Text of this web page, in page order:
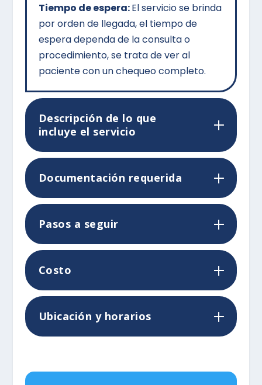
Tiempo de espera:El servicio se brinda
por orden de llegada, el tiempo de
espera dependa de la consulta o
procedimiento, se trata de ver al
paciente con un chequeo completo.
Descripción de lo que
incluye el servicio
Documentación requerida
Pasos a seguir
Costo
Ubicación y horarios